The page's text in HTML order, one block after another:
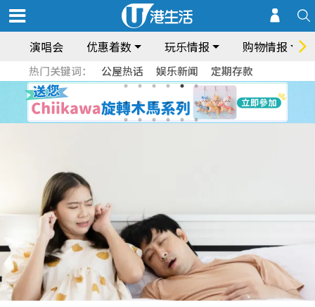
演唱会 优惠着数 玩乐情报 购物情报
热门关键词： 公屋热话 娱乐新闻 定期存款